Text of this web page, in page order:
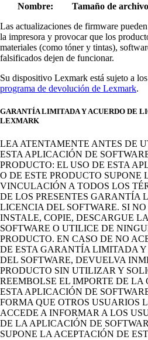
Nombre: Tamaño de
Las actualizaciones de firmware
la impresora y provocar que los
materiales (como tóner y tintas),
falsificados dejen de funcionar.
Su dispositivo Lexmark está sujeto a los
programa de devolución de Lexmark.
GARANTÍA LIMITADA Y ACUERDO DE
LEXMARK
LEA ATENTAMENTE ANTES DE
ESTA APLICACIÓN DE
PRODUCTO: EL USO DE ESTA
O DE ESTE PRODUCTO SUPONE
VINCULACIÓN A TODOS LOS
DE LOS PRESENTES GARANTÍA
LICENCIA DEL SOFTWARE. SI
INSTALE, COPIE, DESCARGUE
SOFTWARE O UTILICE DE
PRODUCTO. EN CASO DE NO
DE ESTA GARANTÍA LIMITADA
DEL SOFTWARE, DEVUELVA
PRODUCTO SIN UTILIZAR Y
REEMBOLSE EL IMPORTE DE LA
ESTA APLICACIÓN DE
FORMA QUE OTROS USUARIOS
ACCEDE A INFORMAR A LOS
DE LA APLICACIÓN DE
SUPONE LA ACEPTACIÓN DE